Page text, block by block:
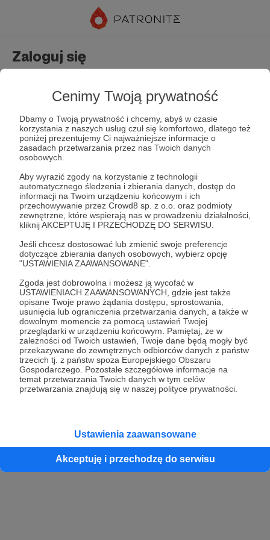
Cenimy Twoją prywatność
Dbamy o Twoją prywatność i chcemy, abyś w czasie
korzystania z naszych usług czuł się komfortowo, dlatego też
poniżej prezentujemy Ci najważniejsze informacje o
zasadach przetwarzania przez nas Twoich danych
osobowych.
Aby wyrazić zgody na korzystanie z technologii
automatycznego śledzenia i zbierania danych, dostęp do
informacji na Twoim urządzeniu końcowym i ich
przechowywanie przez Crowd8 sp. z o.o. oraz podmioty
zewnętrzne, które wspierają nas w prowadzeniu działalności,
kliknij AKCEPTUJĘ I PRZECHODZĘ DO SERWISU.
Jeśli chcesz dostosować lub zmienić swoje preferencje
dotyczące zbierania danych osobowych, wybierz opcję
"USTAWIENIA ZAAWANSOWANE".
Zgoda jest dobrowolna i możesz ją wycofać w
USTAWIENIACH ZAAWANSOWANYCH, gdzie jest także
opisane Twoje prawo żądania dostępu, sprostowania,
usunięcia lub ograniczenia przetwarzania danych, a także w
dowolnym momencie za pomocą ustawień Twojej
przeglądarki w urządzeniu końcowym. Pamiętaj, że w
zależności od Twoich ustawień, Twoje dane będą mogły być
przekazywane do zewnętrznych odbiorców danych z państw
trzecich tj. z państw spoza Europejskiego Obszaru
Gospodarczego. Pozostałe szczegółowe informacje na
temat przetwarzania Twoich danych w tym celów
przetwarzania znajdują się w naszej polityce prywatności.
Ustawienia zaawansowane
Akceptuję i przechodzę do serwisu
Zaloguj się
Zapamiętaj mnie Zapomniałeś hasła?
Zaloguj
lub
Kontynuuj z Google
Kontynuuj z Facebook
Kontynuuj z Apple
konta przez osobę niepełnoletnią” dostępny w regulaminie Patronite.pl